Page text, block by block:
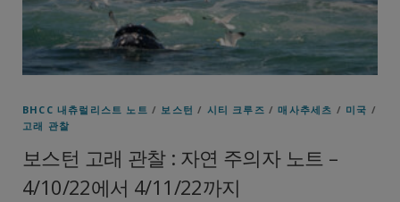
BHCC 내츄럴리스트 노트 / 보스턴 / 시티 크루즈 /매사추세츠 / 미국 /
고래 관찰
보스턴 고래 관찰 : 자연 주의자 노트 –
4/10/22에서 4/11/22까지